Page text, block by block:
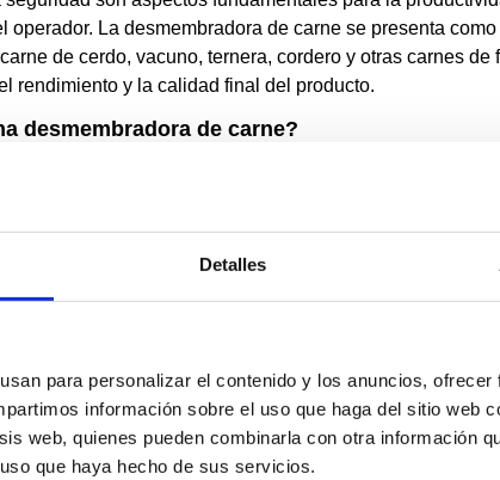
Detalles
para personalizar el contenido y los anuncios,
información sobre el uso que haga del sitio web
web, quienes pueden combinarla con otra información
que haya hecho de sus servicios.
operador. La desmembradora de carne se presenta
de cerdo, vacuno, ternera, cordero y otras carnes
rendimiento y la calidad final del producto.
desmembradora de carne?
rápido y fácil:
de corte:
uniforme, minimizando el desperdicio de carne y
pérdida de producto:El sistema de limpieza NOCK Air-
la pérdida de carne durante el proceso, optimizando el
El rodillo de limpieza NOCK Air-Jet y los materiales de